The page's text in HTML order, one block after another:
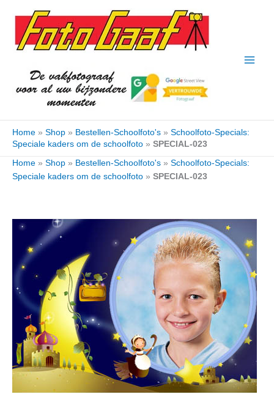
naar
inhoud
Home » Shop » Bestellen-Schoolfoto's » Schoolfoto-Specials:
Speciale kaders om de schoolfoto » SPECIAL-023
Home » Shop » Bestellen-Schoolfoto's » Schoolfoto-Specials:
Speciale kaders om de schoolfoto » SPECIAL-023